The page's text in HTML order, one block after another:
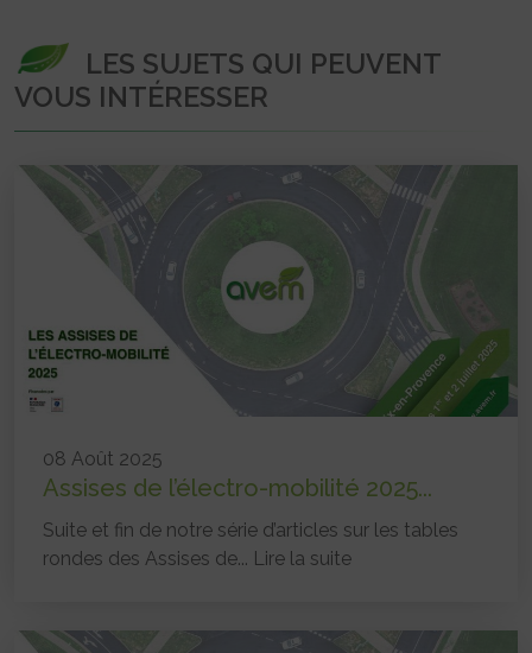
LES SUJETS QUI PEUVENT
VOUS INTÉRESSER
08 Août 2025
Assises de l’électro-mobilité 2025...
Suite et fin de notre série d’articles sur les tables
rondes des Assises de... Lire la suite